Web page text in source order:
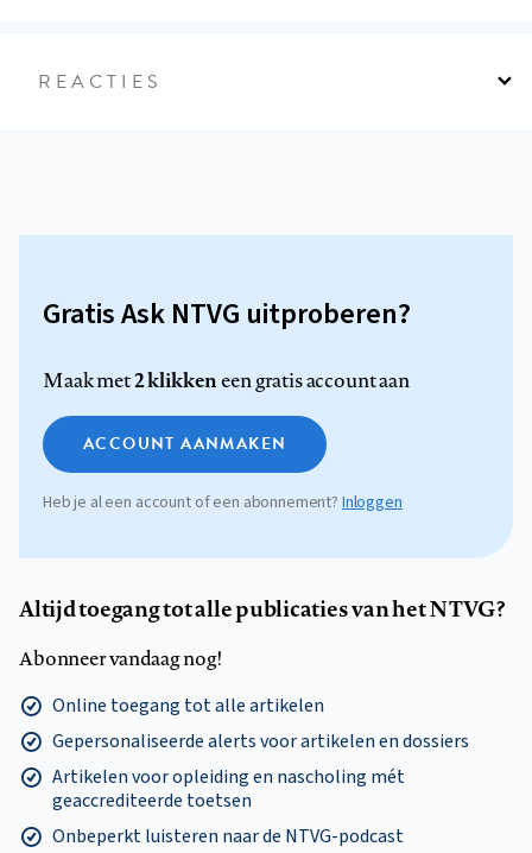
REACTIES
Gratis Ask NTVG uitproberen?
Maak met2 klikkeneen gratis account aan
ACCOUNT AANMAKEN
Heb je al een account of een abonnement?Inloggen
Altijd toegang tot alle publicaties van het NTVG?
Abonneer vandaag nog!
Online toegang tot alle artikelen
Gepersonaliseerde alerts voor artikelen en dossiers
Artikelen voor opleiding en nascholing mét
geaccrediteerde toetsen
Onbeperkt luisteren naar de NTVG-podcast